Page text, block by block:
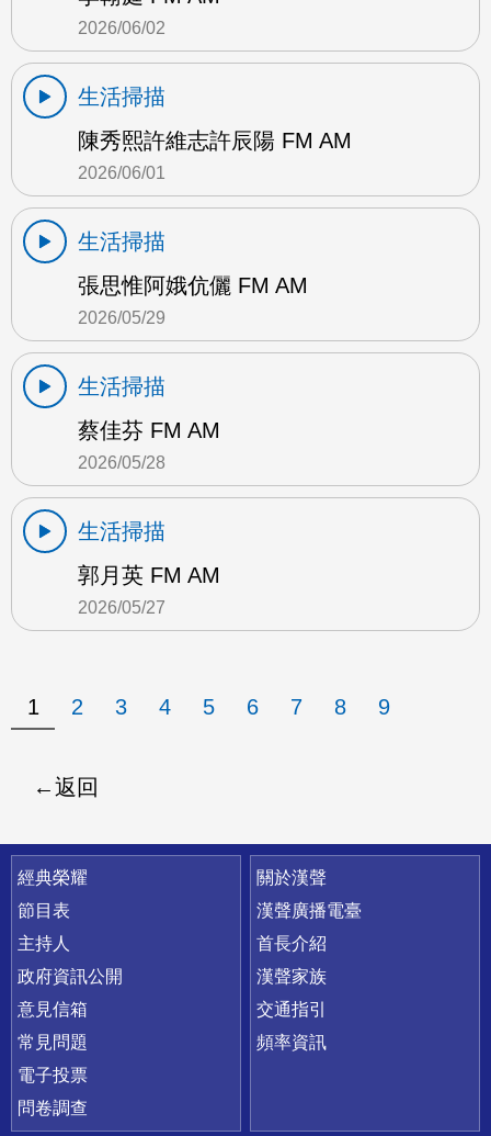
2026/06/02
生活掃描
陳秀熙許維志許辰陽 FM AM
2026/06/01
生活掃描
張思惟阿娥伉儷 FM AM
2026/05/29
生活掃描
蔡佳芬 FM AM
2026/05/28
生活掃描
郭月英 FM AM
2026/05/27
1 2 3 4 5 6 7 8 9
返回
快速連結
經典榮耀
節目表
主持人
政府資訊公開
意見信箱
常見問題
電子投票
問卷調查
關於漢聲
漢聲廣播電臺
首長介紹
漢聲家族
交通指引
頻率資訊